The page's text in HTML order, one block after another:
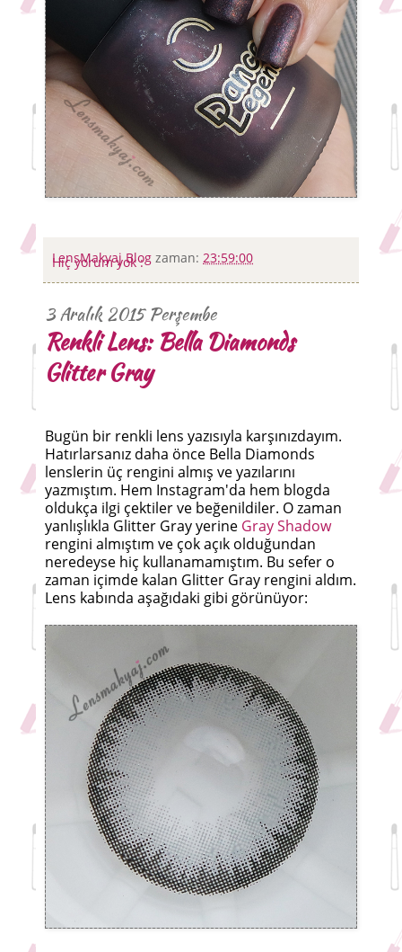
LensMakyaj Blog zaman: 23:59:00
Hiç yorum yok :
3 Aralık 2015 Perşembe
Renkli Lens: Bella Diamonds
Glitter Gray
Bugün bir renkli lens yazısıyla karşınızdayım.
Hatırlarsanız daha önce Bella Diamonds
lenslerin üç rengini almış ve yazılarını
yazmıştım. Hem Instagram'da hem blogda
oldukça ilgi çektiler ve beğenildiler. O zaman
yanlışlıkla Glitter Gray yerine Gray Shadow
rengini almıştım ve çok açık olduğundan
neredeyse hiç kullanamamıştım. Bu sefer o
zaman içimde kalan Glitter Gray rengini aldım.
Lens kabında aşağıdaki gibi görünüyor: